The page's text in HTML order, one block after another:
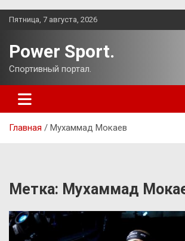
Перейти
Пятница, 7 августа, 2026
Power Sport.
Спортивный портал.
Главная Мухаммад Мокаев
Метка: Мухаммад